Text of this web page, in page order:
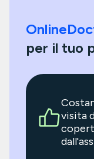
per il tuo
visita